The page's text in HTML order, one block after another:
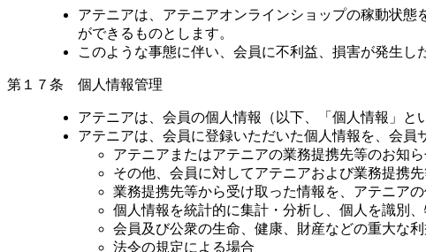
アテニアは、アテニアオンラインショップの稼動状
ができるものとします。
このような事態に伴い、会員に不利益、損害が発生
第１７条 個人情報管理
アテニアは、会員の個人情報（以下、「個人情報」と
アテニアは、会員に登録いただいた個人情報を、会
アテニアまたはアテニアの業務提携先等のお知
その他、会員に対してアテニアおよび業務提携
業務提携先等から受け取った情報を、アテニア
個人情報を統計的に集計・分析し、個人を識別
会員及び公衆の生命、健康、財産などの重大な
法令の規定による場合